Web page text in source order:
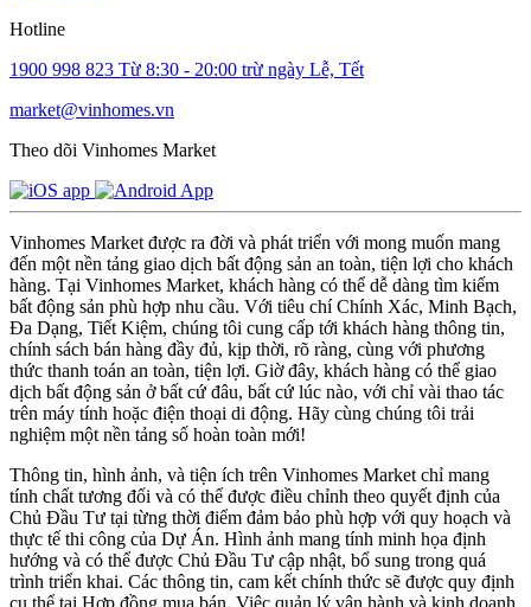
Hotline
1900 998 823 Từ 8:30 - 20:00 trừ ngày Lễ, Tết
market@vinhomes.vn
Theo dõi Vinhomes Market
Vinhomes Market được ra đời và phát triển với mong muốn mang
đến một nền tảng giao dịch bất động sản an toàn, tiện lợi cho khách
hàng. Tại Vinhomes Market, khách hàng có thể dễ dàng tìm kiếm
bất động sản phù hợp nhu cầu. Với tiêu chí Chính Xác, Minh Bạch,
Đa Dạng, Tiết Kiệm, chúng tôi cung cấp tới khách hàng thông tin,
chính sách bán hàng đầy đủ, kịp thời, rõ ràng, cùng với phương
thức thanh toán an toàn, tiện lợi. Giờ đây, khách hàng có thể giao
dịch bất động sản ở bất cứ đâu, bất cứ lúc nào, với chỉ vài thao tác
trên máy tính hoặc điện thoại di động. Hãy cùng chúng tôi trải
nghiệm một nền tảng số hoàn toàn mới!
Thông tin, hình ảnh, và tiện ích trên Vinhomes Market chỉ mang
tính chất tương đối và có thể được điều chỉnh theo quyết định của
Chủ Đầu Tư tại từng thời điểm đảm bảo phù hợp với quy hoạch và
thực tế thi công của Dự Án. Hình ảnh mang tính minh họa định
hướng và có thể được Chủ Đầu Tư cập nhật, bổ sung trong quá
trình triển khai. Các thông tin, cam kết chính thức sẽ được quy định
cụ thể tại Hợp đồng mua bán. Việc quản lý vận hành và kinh doanh